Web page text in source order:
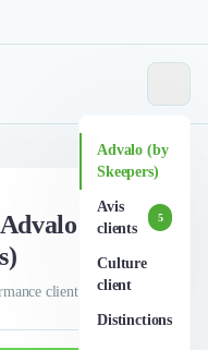
Advalo (by
Skeepers)
Avis
clients
5
Culture
client
Distinctions
(by
client